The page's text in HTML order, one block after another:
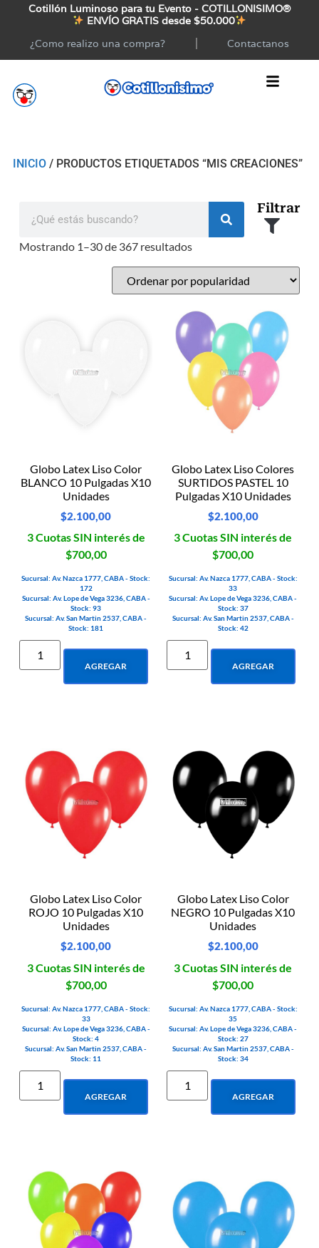
Cotillón Luminoso para tu Evento - COTILLONISIMO®
ENVÍO GRATIS desde $50.000
¿Como realizo una compra?
Contactanos
INICIO/ PRODUCTOS ETIQUETADOS “MIS CREACIONES”
Filtrar
Mostrando 1–30 de 367 resultados
Globo Latex Liso Color
BLANCO 10 Pulgadas X10
Unidades
$2.100,00
3 Cuotas SIN interés de
$700,00
Sucursal: Av. Nazca 1777, CABA - Stock:
172
Sucursal: Av. Lope de Vega 3236, CABA -
Stock: 93
Sucursal: Av. San Martin 2537, CABA -
Stock: 181
AGREGAR
Globo Latex Liso Colores
SURTIDOS PASTEL 10
Pulgadas X10 Unidades
$2.100,00
3 Cuotas SIN interés de
$700,00
Sucursal: Av. Nazca 1777, CABA - Stock:
33
Sucursal: Av. Lope de Vega 3236, CABA -
Stock: 37
Sucursal: Av. San Martin 2537, CABA -
Stock: 42
AGREGAR
Globo Latex Liso Color
ROJO 10 Pulgadas X10
Unidades
$2.100,00
3 Cuotas SIN interés de
$700,00
Sucursal: Av. Nazca 1777, CABA - Stock:
33
Sucursal: Av. Lope de Vega 3236, CABA -
Stock: 4
Sucursal: Av. San Martin 2537, CABA -
Stock: 11
AGREGAR
Globo Latex Liso Color
NEGRO 10 Pulgadas X10
Unidades
$2.100,00
3 Cuotas SIN interés de
$700,00
Sucursal: Av. Nazca 1777, CABA - Stock:
35
Sucursal: Av. Lope de Vega 3236, CABA -
Stock: 27
Sucursal: Av. San Martin 2537, CABA -
Stock: 34
AGREGAR